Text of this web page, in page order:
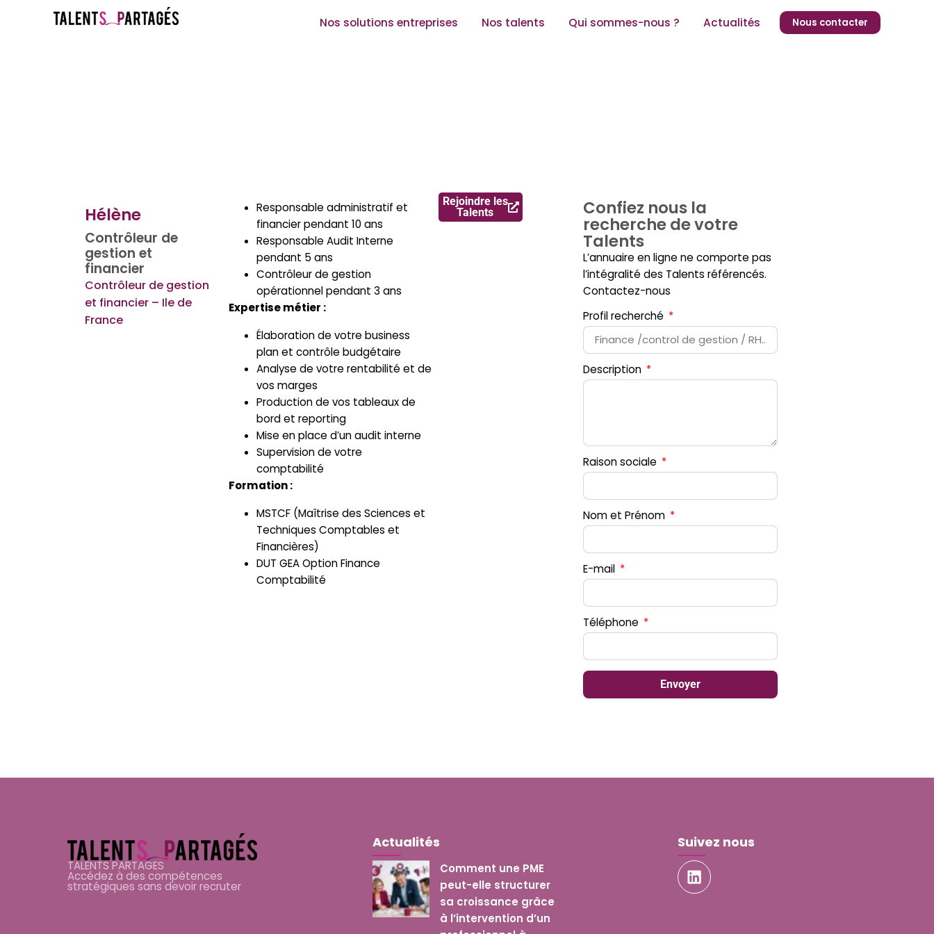
Nos solutions entreprises Nos talents Qui sommes-nous ? Actualités Nous contacter
Hélène
Contrôleur de
gestion et
financier
Contrôleur de gestion
et financier – Ile de
France
Responsable administratif et
financier pendant 10 ans
Responsable Audit Interne
pendant 5 ans
Contrôleur de gestion
opérationnel pendant 3 ans
Expertise métier :
Élaboration de votre business
plan et contrôle budgétaire
Analyse de votre rentabilité et de
vos marges
Production de vos tableaux de
bord et reporting
Mise en place d’un audit interne
Supervision de votre
comptabilité
Formation :
MSTCF (Maîtrise des Sciences et
Techniques Comptables et
Financières)
DUT GEA Option Finance
Comptabilité
Rejoindre les
Talents
Confiez nous la
recherche de votre
Talents
L’annuaire en ligne ne comporte pas
l’intégralité des Talents référencés.
Contactez-nous
Profil recherché
Description
Raison sociale
Nom et Prénom
E-mail
Téléphone
Envoyer
TALENTS PARTAGES
Accédez à des compétences
stratégiques sans devoir recruter
Actualités
Comment une PME
peut-elle structurer
sa croissance grâce
à l’intervention d’un
Suivez nous